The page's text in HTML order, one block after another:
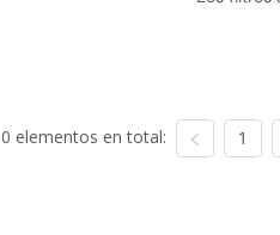
0 elementos en total: 1